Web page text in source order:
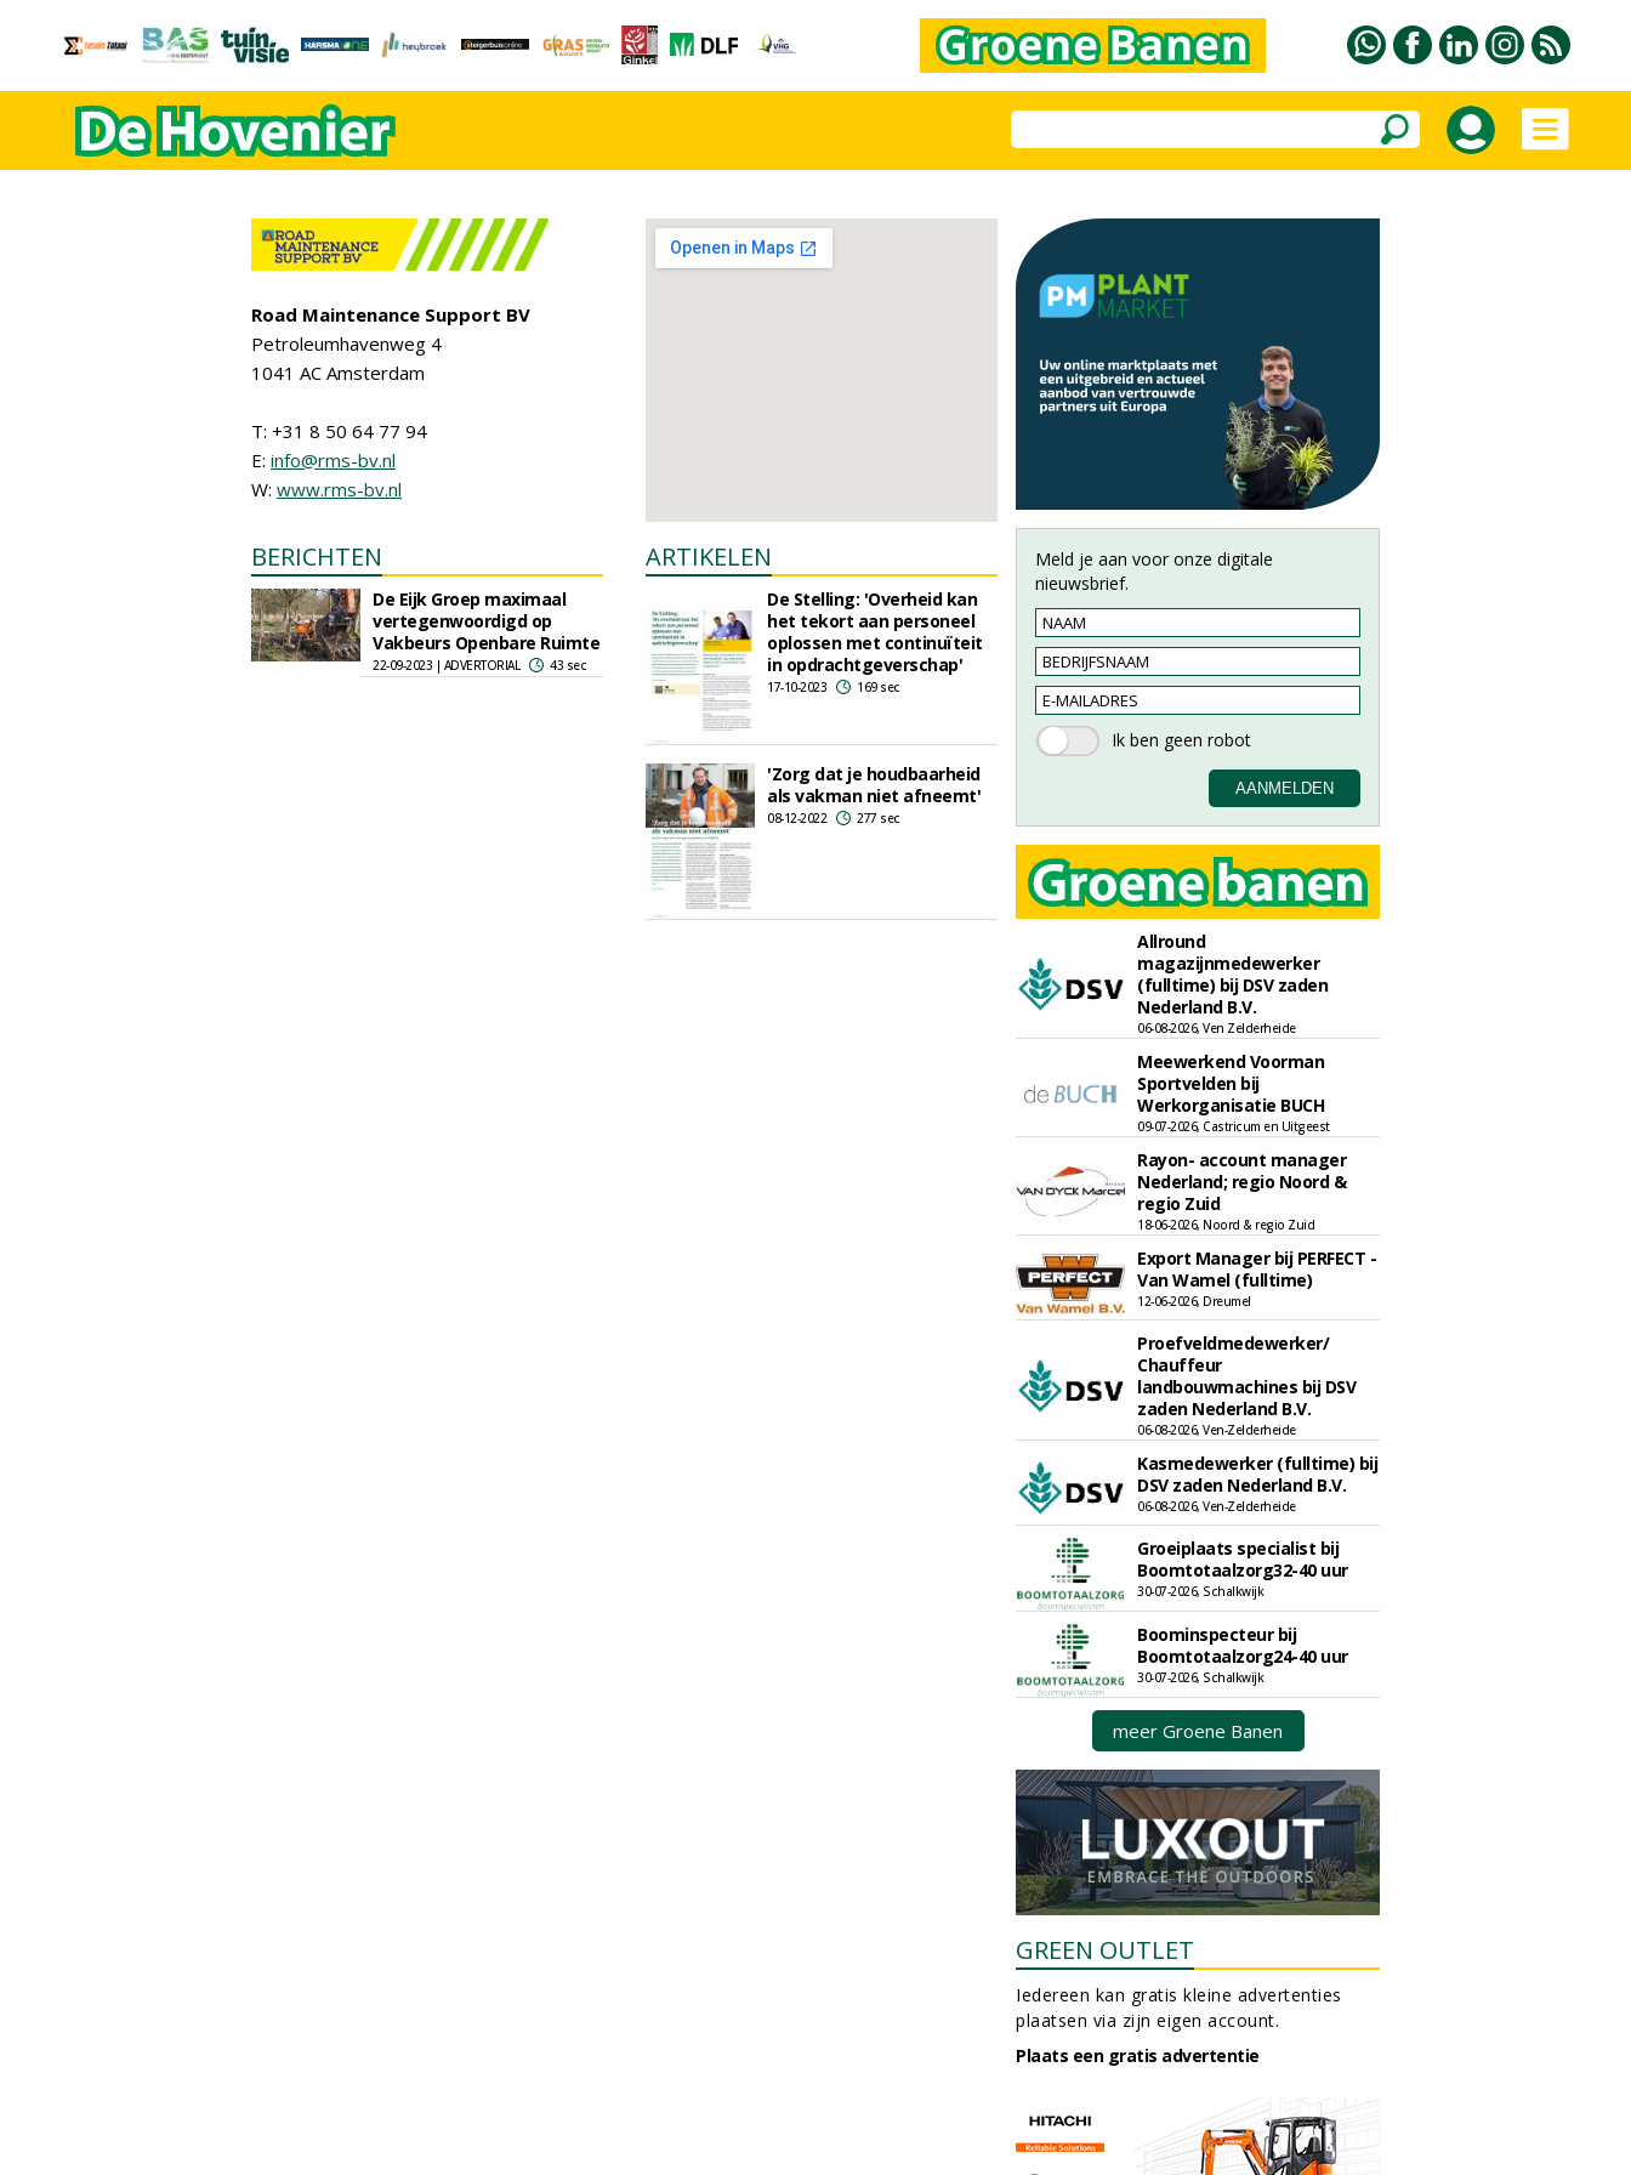
Road Maintenance Support BV
Petroleumhavenweg 4
1041 AC Amsterdam
T: +31 8 50 64 77 94
E: info@rms-bv.nl
W: www.rms-bv.nl
BERICHTEN
De Eijk Groep maximaal
vertegenwoordigd op
Vakbeurs Openbare Ruimte
22-09-2023 | ADVERTORIAL 43 sec
ARTIKELEN
De Stelling: 'Overheid kan
het tekort aan personeel
oplossen met continuïteit
in opdrachtgeverschap'
17-10-2023 169 sec
'Zorg dat je houdbaarheid
als vakman niet afneemt'
08-12-2022 277 sec
Meld je aan voor onze digitale
nieuwsbrief.
Allround
magazijnmedewerker
(fulltime) bij DSV zaden
Nederland B.V.
06-08-2026, Ven Zelderheide
Meewerkend Voorman
Sportvelden bij
Werkorganisatie BUCH
09-07-2026, Castricum en Uitgeest
Rayon- account manager
Nederland; regio Noord &
regio Zuid
18-06-2026, Noord & regio Zuid
Export Manager bij PERFECT -
Van Wamel (fulltime)
12-06-2026, Dreumel
Proefveldmedewerker/
Chauffeur
landbouwmachines bij DSV
zaden Nederland B.V.
06-08-2026, Ven-Zelderheide
Kasmedewerker (fulltime) bij
DSV zaden Nederland B.V.
06-08-2026, Ven-Zelderheide
Groeiplaats specialist bij
Boomtotaalzorg32-40 uur
30-07-2026, Schalkwijk
Boominspecteur bij
Boomtotaalzorg24-40 uur
30-07-2026, Schalkwijk
meer Groene Banen
GREEN OUTLET
Iedereen kan gratis kleine advertenties
plaatsen via zijn eigen account.
Plaats een gratis advertentie